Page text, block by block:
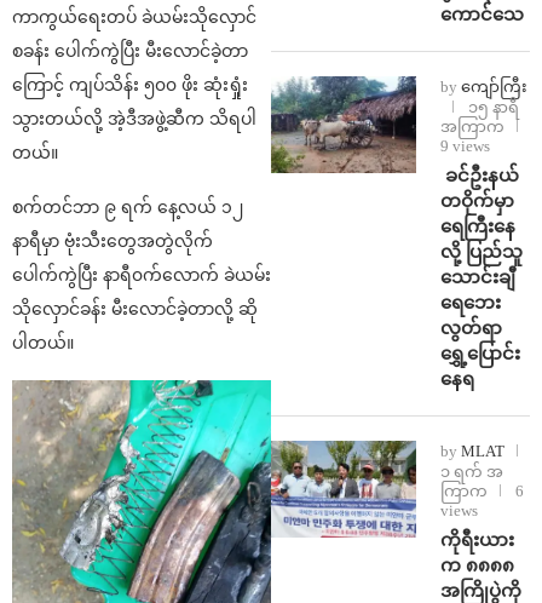
ကာကွယ်ရေးတပ် ခဲယမ်းသိုလှောင်
စခန်း ပေါက်ကွဲပြီး မီးလောင်ခဲ့တာ
ကြောင့် ကျပ်သိန်း ၅၀၀ ဖိုး ဆုံးရှုံး
သွားတယ်လို့ အဲ့ဒီအဖွဲ့ဆီက သိရပါ
တယ်။
စက်တင်ဘာ ၉ ရက် နေ့လယ် ၁၂
နာရီမှာ ဗုံးသီးတွေအတွဲလိုက်
ပေါက်ကွဲပြီး နာရီ၀က်လောက် ခဲယမ်း
သိုလှောင်ခန်း မီးလောင်ခဲ့တာလို့ ဆို
ပါတယ်။
ကောင်သေ
by ကျော်ကြီး
၁၅ နာရီ
အကြာက
9 views
⁩ ⁨ခင်ဦးနယ်
တဝိုက်မှာ
ရေကြီးနေ
လို့ ပြည်သူ
သောင်းချီ
ရေဘေး
လွတ်ရာ
ရွှေ့ပြောင်း
နေရ
by MLAT
၁ ရက် အ
ကြာက
6
views
ကိုရီးယား
က ၈၈၈၈
အကြိုပွဲကို